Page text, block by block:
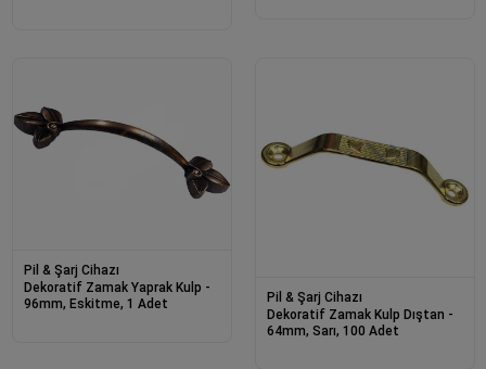
Pil & Şarj Cihazı
Dekoratif Zamak Yaprak Kulp -
96mm, Eskitme, 1 Adet
Pil & Şarj Cihazı
Dekoratif Zamak Kulp Dıştan -
64mm, Sarı, 100 Adet